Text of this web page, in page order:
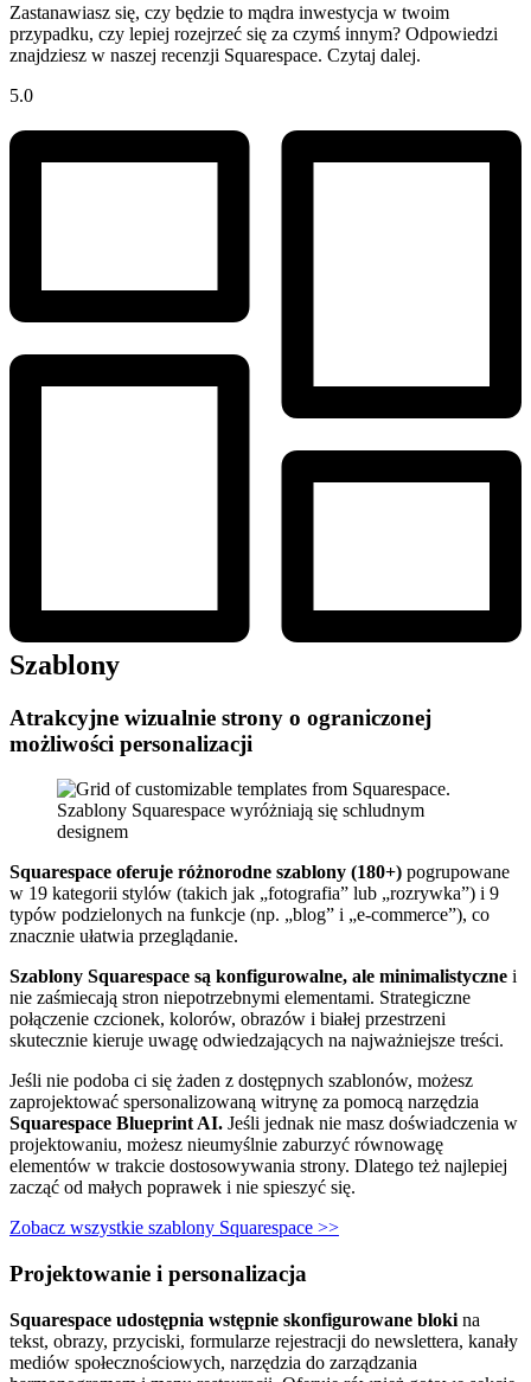
Zastanawiasz się, czy będzie to mądra inwestycja w twoim
przypadku, czy lepiej rozejrzeć się za czymś innym? Odpowiedzi
znajdziesz w naszej recenzji Squarespace. Czytaj dalej.
5.0
Szablony
Atrakcyjne wizualnie strony o ograniczonej
możliwości personalizacji
Szablony Squarespace wyróżniają się schludnym
designem
Squarespace oferuje różnorodne szablony (180+) pogrupowane
w 19 kategorii stylów (takich jak „fotografia” lub „rozrywka”) i 9
typów podzielonych na funkcje (np. „blog” i „e-commerce”), co
znacznie ułatwia przeglądanie.
Szablony Squarespace są konfigurowalne, ale minimalistyczne i
nie zaśmiecają stron niepotrzebnymi elementami. Strategiczne
połączenie czcionek, kolorów, obrazów i białej przestrzeni
skutecznie kieruje uwagę odwiedzających na najważniejsze treści.
Jeśli nie podoba ci się żaden z dostępnych szablonów, możesz
zaprojektować spersonalizowaną witrynę za pomocą narzędzia
Squarespace Blueprint AI. Jeśli jednak nie masz doświadczenia w
projektowaniu, możesz nieumyślnie zaburzyć równowagę
elementów w trakcie dostosowywania strony. Dlatego też najlepiej
zacząć od małych poprawek i nie spieszyć się.
Zobacz wszystkie szablony Squarespace >>
Projektowanie i personalizacja
Squarespace udostępnia wstępnie skonfigurowane bloki na
tekst, obrazy, przyciski, formularze rejestracji do newslettera, kanały
mediów społecznościowych, narzędzia do zarządzania